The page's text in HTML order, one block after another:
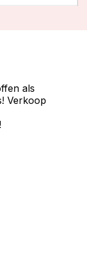
als
Verkoop
!